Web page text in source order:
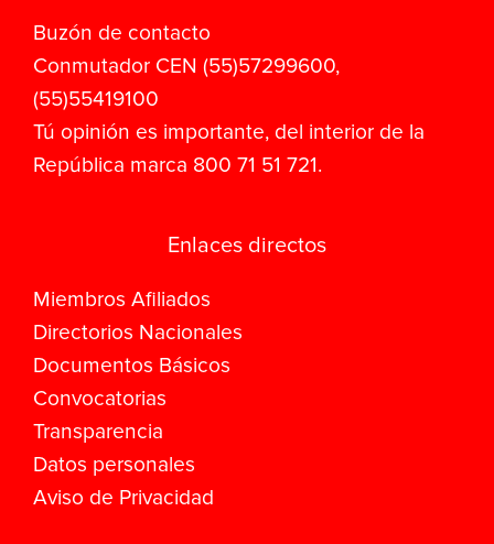
Buzón de contacto
Conmutador CEN (55)57299600,
(55)55419100
Tú opinión es importante, del interior de la
República marca 800 71 51 721.
Enlaces directos
Miembros Afiliados
Directorios Nacionales
Documentos Básicos
Convocatorias
Transparencia
Datos personales
Aviso de Privacidad